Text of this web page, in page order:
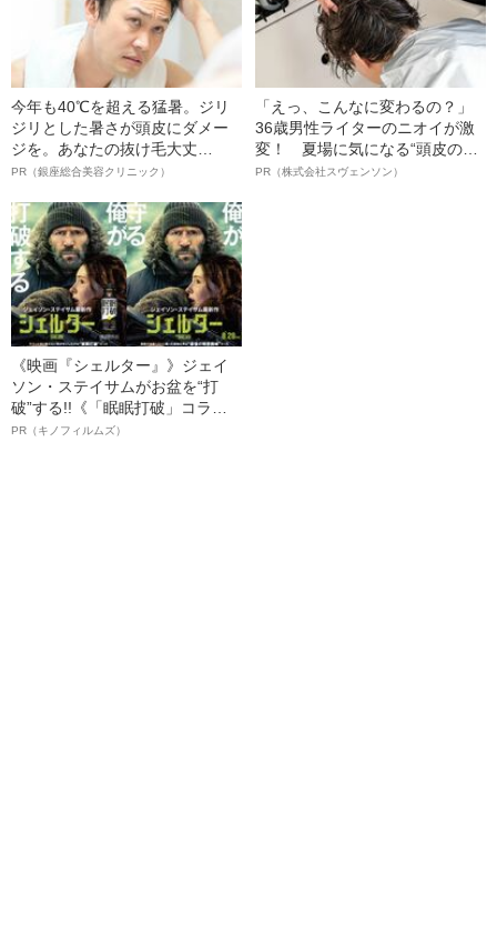
今年も40℃を超える猛暑。ジリ
ジリとした暑さが頭皮にダメー
ジを。あなたの抜け毛大丈
夫！？
PR（銀座総合美容クリニック）
「えっ、こんなに変わるの？」
36歳男性ライターのニオイが激
変！ 夏場に気になる“頭皮のニ
オイ”や“ベタつき”を解消す
PR（株式会社スヴェンソン）
《映画『シェルター』》ジェイ
ソン・ステイサムがお盆を“打
破”する!!《「眠眠打破」コラ
ボ》
PR（キノフィルムズ）